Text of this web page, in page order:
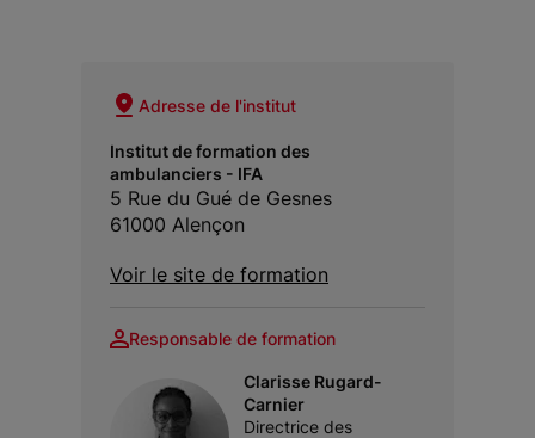
Adresse de l'institut
Institut de formation des
ambulanciers - IFA
5 Rue du Gué de Gesnes
61000 Alençon
Voir le site de formation
Responsable de formation
Clarisse Rugard-
Carnier
Directrice des